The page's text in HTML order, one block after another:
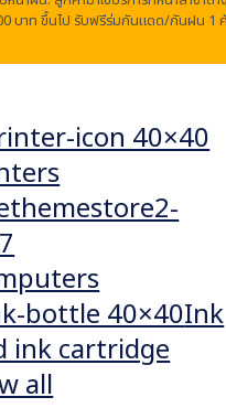
บาท ขึ้นไป รับฟรีร่มกันแดด/กันฝน 1
Ink
ink cartridge
all